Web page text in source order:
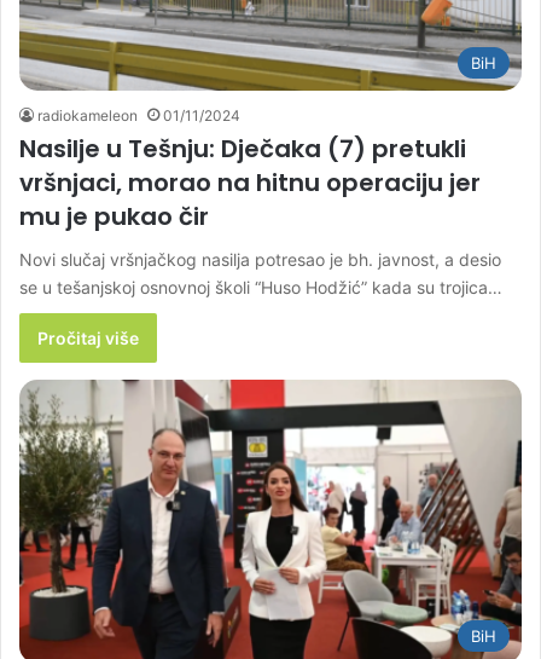
BiH
radiokameleon 01/11/2024
Nasilje u Tešnju: Dječaka (7) pretukli
vršnjaci, morao na hitnu operaciju jer
mu je pukao čir
Novi slučaj vršnjačkog nasilja potresao je bh. javnost, a desio
se u tešanjskoj osnovnoj školi “Huso Hodžić” kada su trojica…
Pročitaj više
BiH